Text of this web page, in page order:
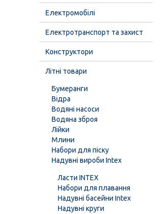
Електромобілі
Електротранспорт та захист
Конструктори
Літні товари
Бумеранги
Відра
Водяні насоси
Водяна зброя
Лійки
Млини
Набори для піску
Надувні вироби Intex
Ласти INTEX
Набори для плавання
Надувні басейни Intex
Надувні круги